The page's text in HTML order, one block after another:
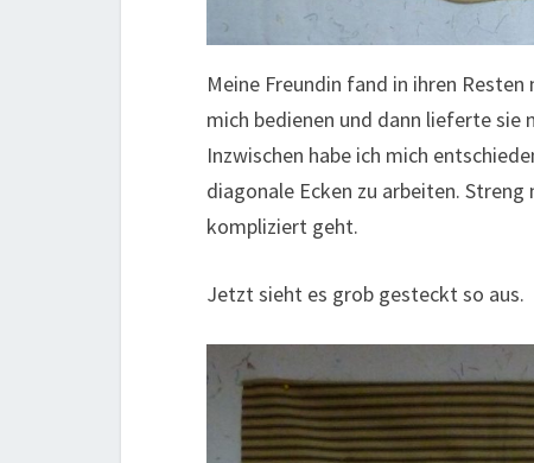
Meine Freundin fand in ihren
mich bedienen und dann lieferte sie
Inzwischen habe ich mich
diagonale Ecken zu arbeiten.
kompliziert geht.
Jetzt sieht es grob gesteckt so aus.